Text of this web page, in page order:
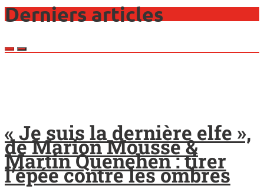
Derniers articles
« Je suis la dernière elfe »,
de Marion Mousse &
Martin Quenehen : tirer
l’épée contre les ombres